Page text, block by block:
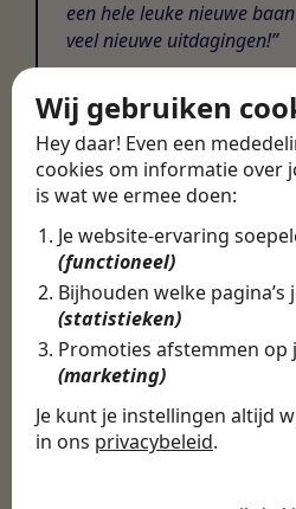
Wij gebruiken
Hey daar! Even een
cookies om informatie over
is wat we ermee doen:
Je website-ervaring
(functioneel)
Bijhouden welke pagina’s
(statistieken)
Promoties afstemmen op
(marketing)
Je kunt je instellingen altijd
in ons privacybeleid.
een hele leuke nieuwe
veel nieuwe uitdagingen!
Martijn
Certinia Consultant